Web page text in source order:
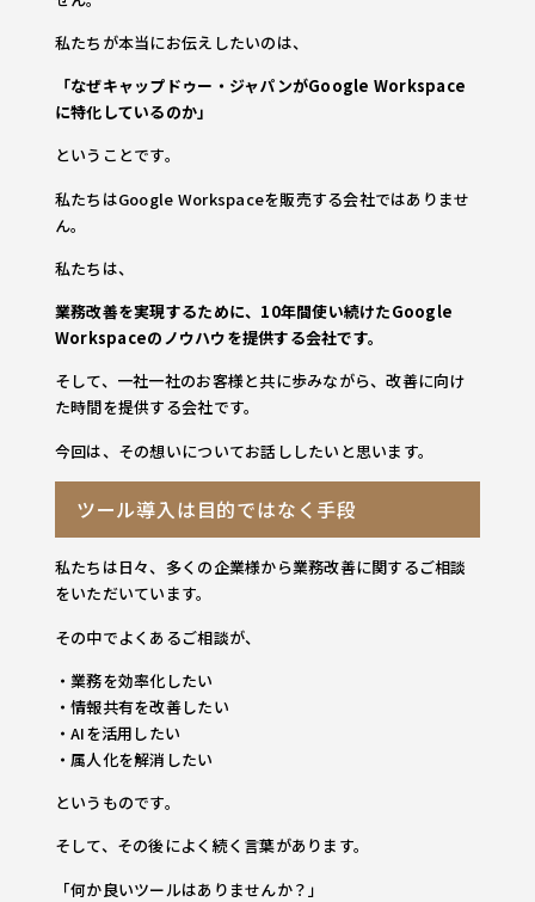
私たちが本当にお伝えしたいのは、
「なぜキャップドゥー・ジャパンがGoogle Workspace
に特化しているのか」
ということです。
私たちはGoogle Workspaceを販売する会社ではありませ
ん。
私たちは、
業務改善を実現するために、10年間使い続けたGoogle
Workspaceのノウハウを提供する会社です。
そして、一社一社のお客様と共に歩みながら、改善に向け
た時間を提供する会社です。
今回は、その想いについてお話ししたいと思います。
ツール導入は目的ではなく手段
私たちは日々、多くの企業様から業務改善に関するご相談
をいただいています。
その中でよくあるご相談が、
・業務を効率化したい
・情報共有を改善したい
・AIを活用したい
・属人化を解消したい
というものです。
そして、その後によく続く言葉があります。
「何か良いツールはありませんか？」